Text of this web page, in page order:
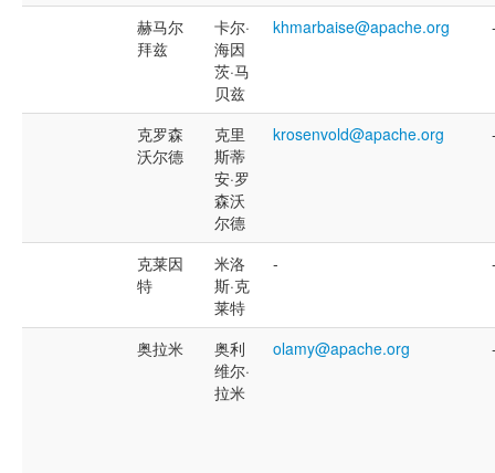
赫马尔
拜兹
卡尔·
海因
茨·马
贝兹
khmarbaise@apache.org
克罗森
沃尔德
克里
斯蒂
安·罗
森沃
尔德
krosenvold@apache.org
克莱因
特
米洛
斯·克
莱特
-
奥拉米
奥利
维尔·
拉米
olamy@apache.org